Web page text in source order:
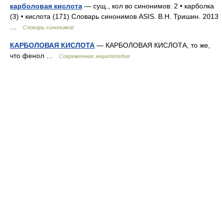
карболовая кислота — сущ., кол во синонимов: 2 • карболка
(3) • кислота (171) Словарь синонимов ASIS. В.Н. Тришин. 2013
Словарь синонимов
КАРБОЛОВАЯ КИСЛОТА — КАРБОЛОВАЯ КИСЛОТА, то же,
что фенол …
Современная энциклопедия